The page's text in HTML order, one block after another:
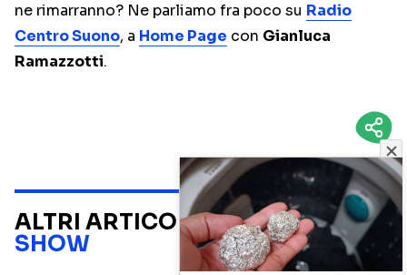
ne rimarranno? Ne parliamo fra poco su Radio
Centro Suono, a Home Page con Gianluca
Ramazzotti.
ALTRI ARTICOLI SUREALITY
SHOW